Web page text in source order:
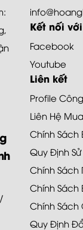
Kết nối
Facebook
Youtube
Liên kết
Profile Công
Liên Hệ
Chính Sách
Quy Định
Chính Sách
Chính Sách
Chính Sách
Quy Định